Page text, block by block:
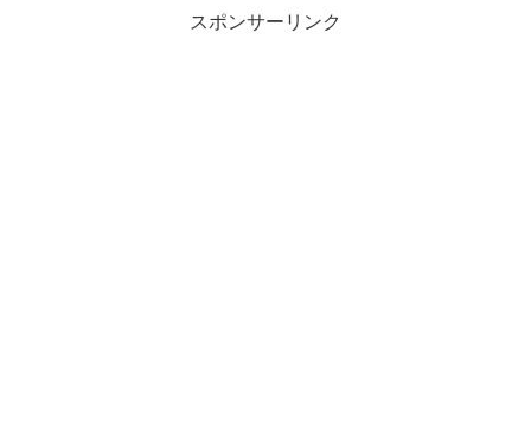
スポンサーリンク